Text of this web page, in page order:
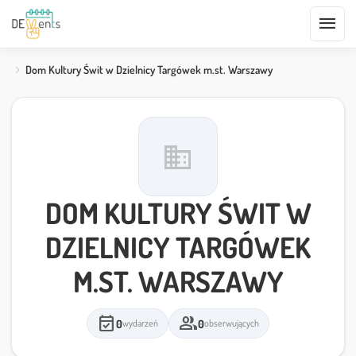
menu
Dom Kultury Świt w Dzielnicy Targówek m.st. Warszawy
domain
DOM KULTURY ŚWIT W
DZIELNICY TARGÓWEK
M.ST. WARSZAWY
event_available0wydarzeń group0obserwujących